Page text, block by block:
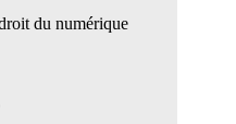
du numérique